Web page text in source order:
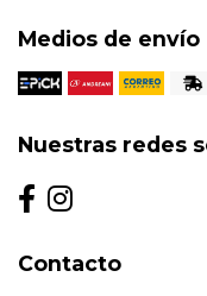
Medios de envío
Nuestras redes
Contacto